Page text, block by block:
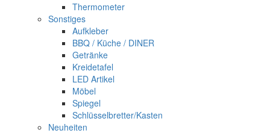
Thermometer
Sonstiges
Aufkleber
BBQ / Küche / DINER
Getränke
Kreidetafel
LED Artikel
Möbel
Spiegel
Schlüsselbretter/Kasten
Neuheiten